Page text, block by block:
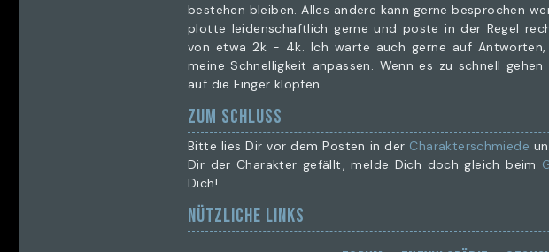
bestehen bleiben. Alles andere kann gerne besprochen
plotte leidenschaftlich gerne und poste in der Regel
von etwa 2k - 4k. Ich warte auch gerne auf Antworten,
meine Schnelligkeit anpassen. Wenn es zu schnell
auf die Finger klopfen.
ZUM SCHLUSS
Bitte lies Dir vor dem Posten in der Charakterschmiede
Dir der Charakter gefällt, melde Dich doch gleich beim
Dich!
NÜTZLICHE LINKS